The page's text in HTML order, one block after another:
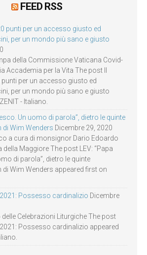
FEED RSS
punti per un accesso giusto ed
per un mondo più sano e giusto
della Commissione Vaticana Covid-
Accademia per la Vita The post Il
per un accesso giusto ed
per un mondo più sano e giusto
- Italiano.
Un uomo di parola”, dietro le quinte
di Wim Wenders Dicembre 29, 2020
a cura di monsignor Dario Edoardo
della Maggiore The post LEV: “Papa
di parola”, dietro le quinte
di Wim Wenders appeared first on
2021: Possesso cardinalizio Dicembre
delle Celebrazioni Liturgiche The post
2021: Possesso cardinalizio appeared